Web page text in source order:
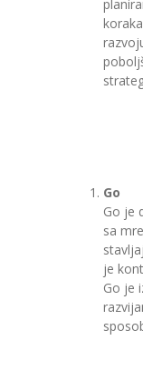
Go
Go je
sa
je
Go je